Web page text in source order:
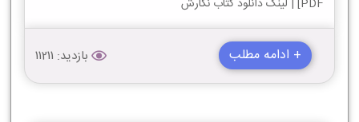
+ ادامه مطلب بازدید: 11211